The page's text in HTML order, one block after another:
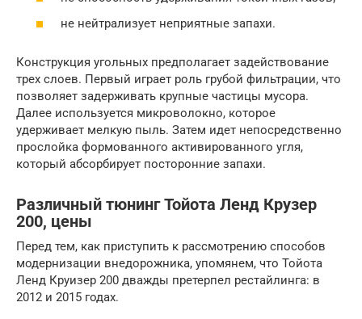
не нейтрализует неприятные запахи.
Конструкция угольных предполагает задействование
трех слоев. Первый играет роль грубой фильтрации, что
позволяет задерживать крупные частицы мусора.
Далее используется микроволокно, которое
удерживает мелкую пыль. Затем идет непосредственно
прослойка формованного активированного угля,
который абсорбирует посторонние запахи.
Различный тюнинг Тойота Ленд Крузер
200, цены
Перед тем, как приступить к рассмотрению способов
модернизации внедорожника, упомянем, что Тойота
Ленд Круизер 200 дважды претерпел рестайлинга: в
2012 и 2015 годах.